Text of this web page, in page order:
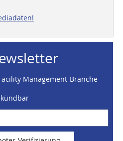
Management-Branche